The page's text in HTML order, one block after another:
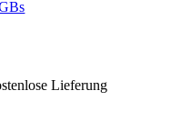
Lieferung